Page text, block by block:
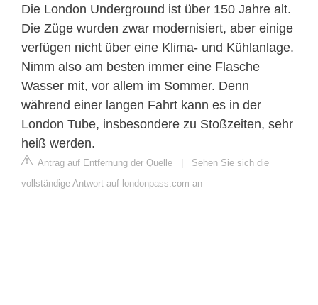
Die London Underground ist über 150 Jahre alt.
Die Züge wurden zwar modernisiert, aber einige
verfügen nicht über eine Klima- und Kühlanlage.
Nimm also am besten immer eine Flasche
Wasser mit, vor allem im Sommer. Denn
während einer langen Fahrt kann es in der
London Tube, insbesondere zu Stoßzeiten, sehr
heiß werden.
Antrag auf Entfernung der Quelle
Sehen Sie sich die
vollständige Antwort auf londonpass.com an